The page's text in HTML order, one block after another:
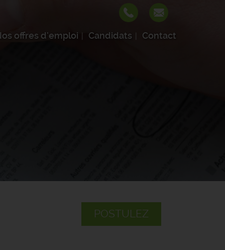
offres d'emploi Candidats Contact
POSTULEZ